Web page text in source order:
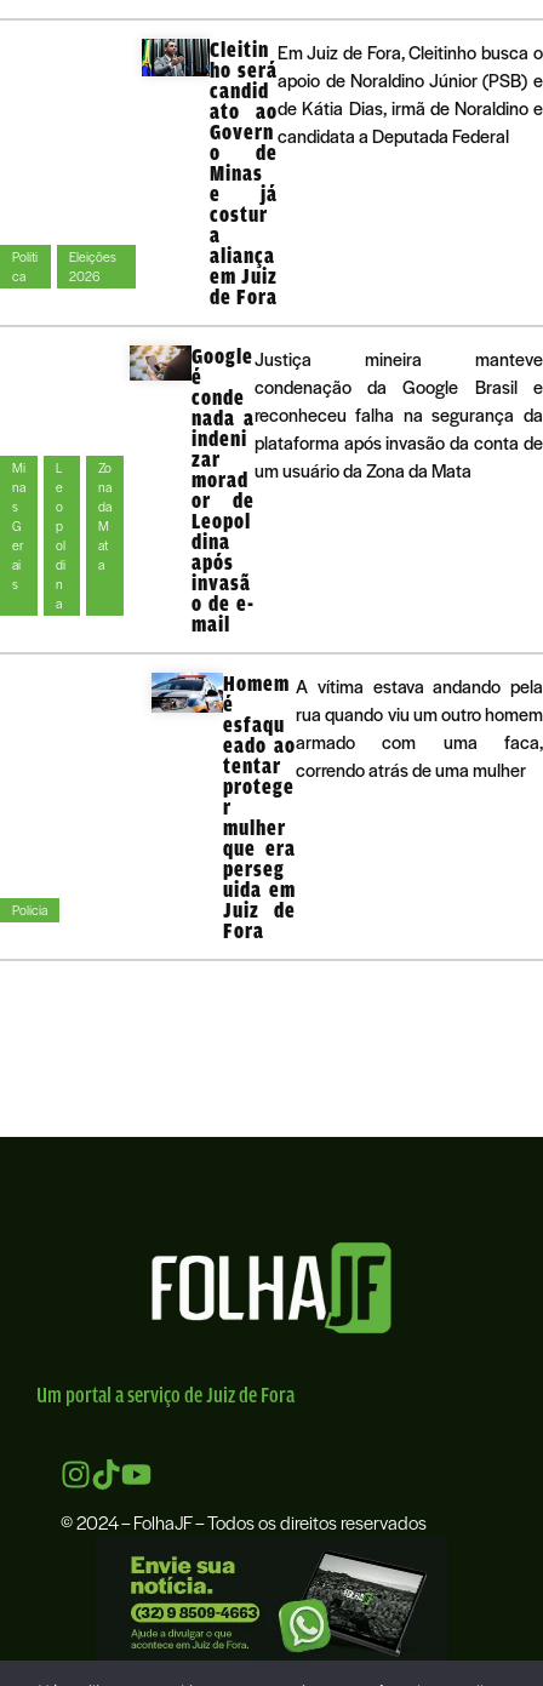
Políti
ca
Eleições
2026
Cleitin
ho será
candid
ato ao
Govern
o de
Minas
e já
costur
a
aliança
em Juiz
de Fora
Em Juiz de Fora, Cleitinho busca o
apoio de Noraldino Júnior (PSB) e
de Kátia Dias, irmã de Noraldino e
candidata a Deputada Federal
Mi
na
s
G
er
ai
s
L
e
o
p
ol
di
n
a
Zo
na
da
M
at
a
Google
é
conde
nada a
indeni
zar
morad
or de
Leopol
dina
após
invasã
o de e-
mail
Justiça mineira manteve
condenação da Google Brasil e
reconheceu falha na segurança da
plataforma após invasão da conta de
um usuário da Zona da Mata
Polícia
Homem
é
esfaqu
eado ao
tentar
protege
r
mulher
que era
perseg
uida em
Juiz de
Fora
A vítima estava andando pela
rua quando viu um outro homem
armado com uma faca,
correndo atrás de uma mulher
Um portal a serviço de Juiz de Fora
© 2024 – FolhaJF – Todos os direitos reservados